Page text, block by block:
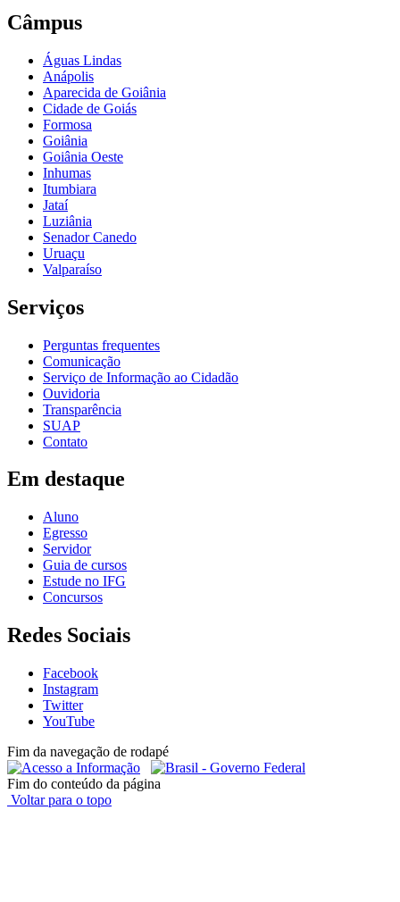
Câmpus
Águas Lindas
Anápolis
Aparecida de Goiânia
Cidade de Goiás
Formosa
Goiânia
Goiânia Oeste
Inhumas
Itumbiara
Jataí
Luziânia
Senador Canedo
Uruaçu
Valparaíso
Serviços
Perguntas frequentes
Comunicação
Serviço de Informação ao Cidadão
Ouvidoria
Transparência
SUAP
Contato
Em destaque
Aluno
Egresso
Servidor
Guia de cursos
Estude no IFG
Concursos
Redes Sociais
Facebook
Instagram
Twitter
YouTube
Fim da navegação de rodapé
Fim do conteúdo da página
Voltar para o topo